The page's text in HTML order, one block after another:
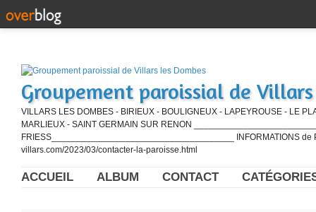
Groupement paroissial de
VILLARS LES DOMBES - BIRIEUX - BOULIGNEUX - LAPEYROUSE - LE
MARLIEUX - SAINT GERMAIN SUR RENON
FRIESS_____________________________________ INFORMATIONS de
villars.com/2023/03/contacter-la-paroisse.html
ACCUEIL ALBUM CONTACT